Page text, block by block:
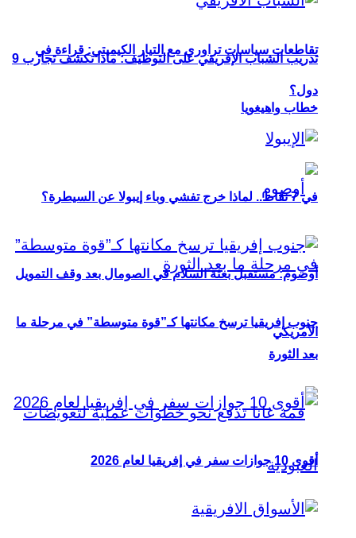
تقاطعات سياسات تراوري مع التيار الكيميتي: قراءة في
خطاب واهيغويا
أوصوم: مستقبل بعثة السلام في الصومال بعد وقف التمويل
الأمريكي
تدريب الشباب الإفريقي على التوظيف: ماذا تكشف تجارب 9
دول؟
في 7 نقاط.. لماذا خرج تفشي وباء إيبولا عن السيطرة؟
جنوب إفريقيا ترسخ مكانتها كـ”قوة متوسطة” في مرحلة ما
بعد الثورة
أقوى 10 جوازات سفر في إفريقيا لعام 2026